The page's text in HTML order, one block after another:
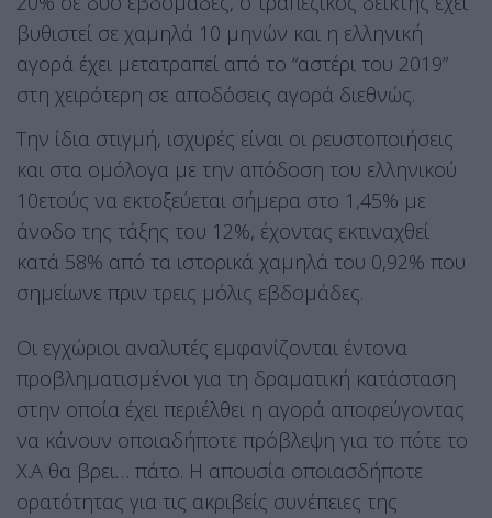
βυθιστεί σε χαμηλά 10 μηνών και η ελληνική
αγορά έχει μετατραπεί από το “αστέρι του 2019”
στη χειρότερη σε αποδόσεις αγορά διεθνώς.
Την ίδια στιγμή, ισχυρές είναι οι ρευστοποιήσεις
και στα ομόλογα με την απόδοση του ελληνικού
10ετούς να εκτοξεύεται σήμερα στο 1,45% με
άνοδο της τάξης του 12%, έχοντας εκτιναχθεί
κατά 58% από τα ιστορικά χαμηλά του 0,92% που
σημείωνε πριν τρεις μόλις εβδομάδες.
Οι εγχώριοι αναλυτές εμφανίζονται έντονα
προβληματισμένοι για τη δραματική κατάσταση
στην οποία έχει περιέλθει η αγορά αποφεύγοντας
να κάνουν οποιαδήποτε πρόβλεψη για το πότε το
Χ.Α θα βρει… πάτο. Η απουσία οποιασδήποτε
ορατότητας για τις ακριβείς συνέπειες της